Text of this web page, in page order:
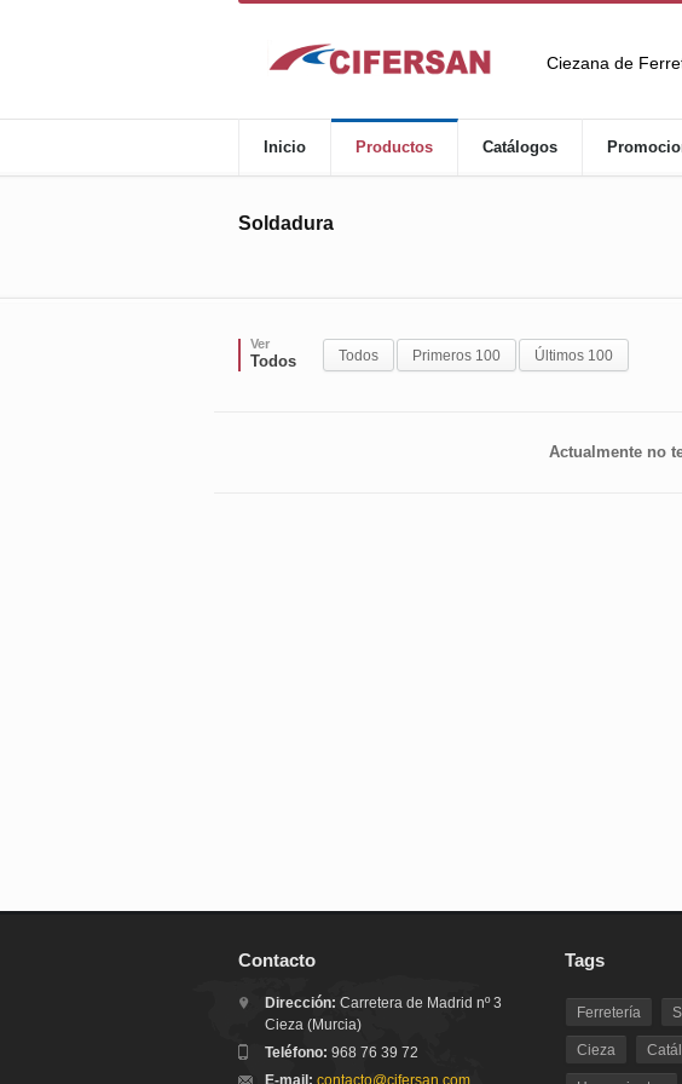
Ciezana de
Inicio Productos Catálogos
Soldadura
Ver
Todos Todos Primeros 100 Últimos 100
Actualmente no
Contacto
Dirección: Carretera de Madrid nº 3
Cieza (Murcia)
Teléfono: 968 76 39 72
E-mail: contacto@cifersan.com
Tags
Ferretería
Cieza